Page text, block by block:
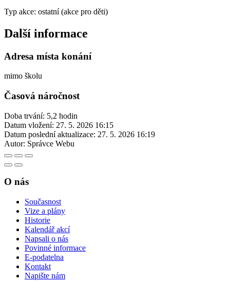
Typ akce: ostatní (akce pro děti)
Další informace
Adresa místa konání
mimo školu
Časová náročnost
Doba trvání: 5,2 hodin
Datum vložení: 27. 5. 2026 16:15
Datum poslední aktualizace: 27. 5. 2026 16:19
Autor: Správce Webu
O nás
Současnost
Vize a plány
Historie
Kalendář akcí
Napsali o nás
Povinné informace
E-podatelna
Kontakt
Napište nám